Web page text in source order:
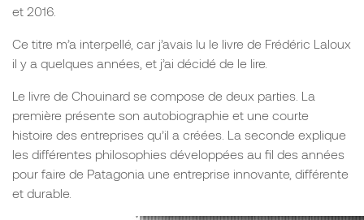
et 2016.
Ce titre m’a interpellé, car j’avais lu le livre de Frédéric Laloux
il y a quelques années, et j’ai décidé de le lire.
Le livre de Chouinard se compose de deux parties. La
première présente son autobiographie et une courte
histoire des entreprises qu’il a créées. La seconde explique
les différentes philosophies développées au fil des années
pour faire de Patagonia une entreprise innovante, différente
et durable.